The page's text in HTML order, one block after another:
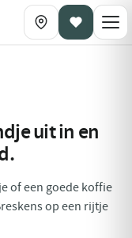
uit in en
.
of een goede koffie
op een rijtje